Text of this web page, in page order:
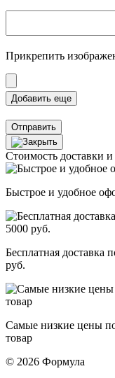
Прикрепить
Отправить
Стоимость доставки
Быстрое и удобное
Бесплатная доставка
руб.
Самые низкие цены
товар
© 2026 Формула